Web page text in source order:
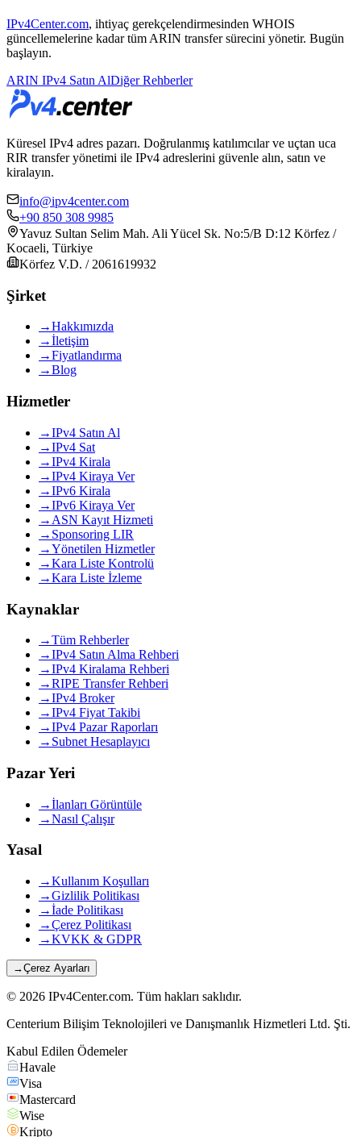
IPv4Center.com, ihtiyaç gerekçelendirmesinden WHOIS
güncellemelerine kadar tüm ARIN transfer sürecini yönetir. Bugün
başlayın.
ARIN IPv4 Satın AlDiğer Rehberler
Küresel IPv4 adres pazarı. Doğrulanmış katılımcılar ve uçtan uca
RIR transfer yönetimi ile IPv4 adreslerini güvenle alın, satın ve
kiralayın.
info@ipv4center.com
+90 850 308 9985
Yavuz Sultan Selim Mah. Ali Yücel Sk. No:5/B D:12 Körfez /
Kocaeli, Türkiye
Körfez V.D. / 2061619932
Şirket
→Hakkımızda
→İletişim
→Fiyatlandırma
→Blog
Hizmetler
→IPv4 Satın Al
→IPv4 Sat
→IPv4 Kirala
→IPv4 Kiraya Ver
→IPv6 Kirala
→IPv6 Kiraya Ver
→ ASN Kayıt Hizmeti
→ Sponsoring LIR
→Yönetilen Hizmetler
→Kara Liste Kontrolü
→Kara Liste İzleme
Kaynaklar
→Tüm Rehberler
→IPv4 Satın Alma Rehberi
→IPv4 Kiralama Rehberi
→RIPE Transfer Rehberi
→IPv4 Broker
→IPv4 Fiyat Takibi
→IPv4 Pazar Raporları
→ Subnet Hesaplayıcı
Pazar Yeri
→İlanları Görüntüle
→Nasıl Çalışır
Yasal
→Kullanım Koşulları
→Gizlilik Politikası
→İade Politikası
→Çerez Politikası
→KVKK & GDPR
→Çerez Ayarları
© 2026 IPv4Center.com. Tüm hakları saklıdır.
Centerium Bilişim Teknolojileri ve Danışmanlık Hizmetleri Ltd. Şti.
Kabul Edilen Ödemeler
Havale
Visa
Mastercard
Wise
Kripto